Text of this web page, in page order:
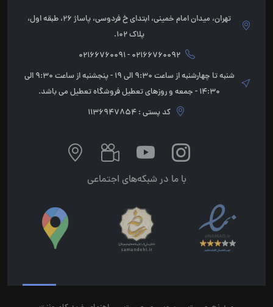
تهران، میدان امام خمینی، ابتدای خ فردوسی، پاساژ 26، طبقه اول،
پلاک 102.
02166760092 - 02166760091
شنبه تا چهارشنبه از ساعت 9:30 الی 19 - پنجشنبه از ساعت 9:30 الی
14:30 - جمعه و روزهای تعطیل فروشگاه تعطیل می باشد.
کد پستی : 1136947854
با ما در شبکه‌های اجتماعی